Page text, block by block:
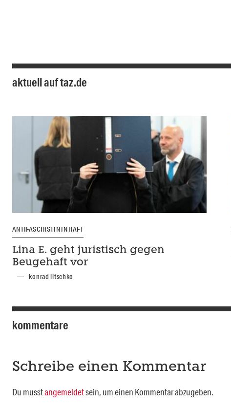
aktuell auf taz.de
ANTIFASCHISTIN IN HAFT
Lina E. geht juristisch gegen
Beugehaft vor
konrad litschko
kommentare
Schreibe einen Kommentar
Du musstangemeldetsein, um einen Kommentar abzugeben.